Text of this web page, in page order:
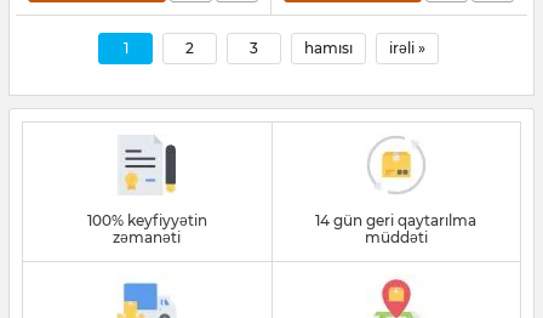
1 2 3 hamısı irəli »
100% keyfiyyətin
zəmanəti
14 gün geri qaytarılma
müddəti